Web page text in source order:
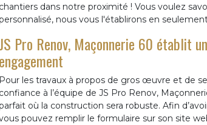
chantiers dans notre proximité ! Vous voulez
nous vous l'établirons en
JS Pro Renov, Maçonnerie 60 établit
engagement
Pour les travaux à propos de gros œuvre et de
confiance à l’équipe de JS Pro Renov,
où la construction sera robuste. Afin
pouvez remplir le formulaire sur son site